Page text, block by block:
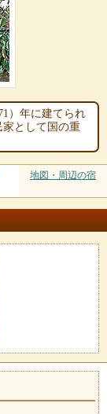
）年に建てられ
として国の重
地図・周辺の宿